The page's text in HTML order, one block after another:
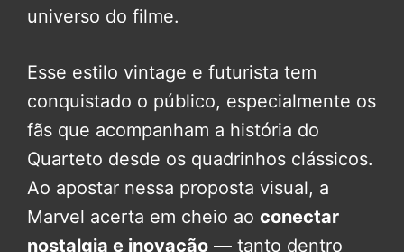
universo do filme.
Esse estilo vintage e futurista tem
conquistado o público, especialmente os
fãs que acompanham a história do
Quarteto desde os quadrinhos clássicos.
Ao apostar nessa proposta visual, a
Marvel acerta em cheio ao conectar
nostalgia e inovação — tanto dentro